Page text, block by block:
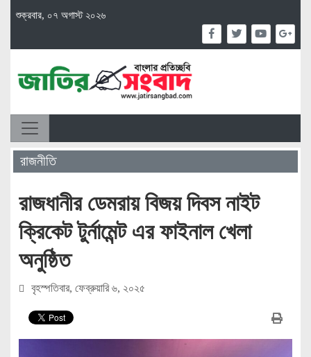
শুক্রবার, ০৭ অগাস্ট ২০২৬
রাজনীতি
রাজধানীর ডেমরায় বিজয় দিবস নাইট
ক্রিকেট টুর্নামেন্ট এর ফাইনাল খেলা
অনুষ্ঠিত
বৃহস্পতিবার, ফেব্রুয়ারি ৬, ২০২৫